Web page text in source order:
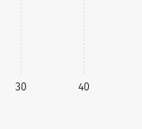
30 40